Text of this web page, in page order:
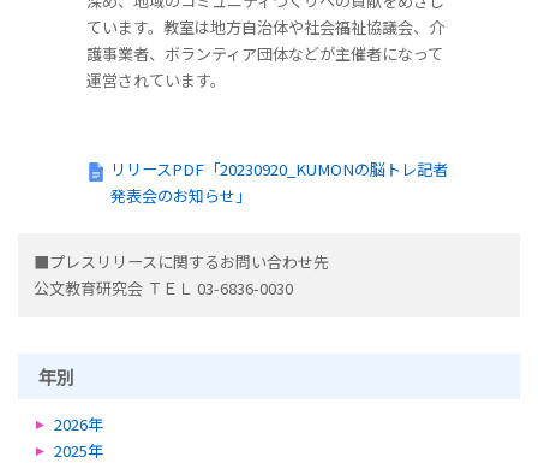
ています。教室は地方自治体や社会福祉協議会、介
護事業者、ボランティア団体などが主催者になって
運営されています。
リリースPDF「20230920_KUMONの脳トレ記者
発表会のお知らせ」
■プレスリリースに関するお問い合わせ先
公文教育研究会 ＴＥＬ 03-6836-0030
年別
2026年
2025年